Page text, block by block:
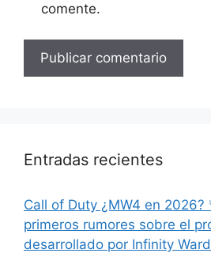
comente.
Entradas recientes
Call of Duty ¿MW4 en 2026?
primeros rumores sobre el
desarrollado por Infinity Ward